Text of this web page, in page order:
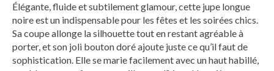
Élégante, fluide et subtilement glamour, cette jupe longue
noire est un indispensable pour les fêtes et les soirées chics.
Sa coupe allonge la silhouette tout en restant agréable à
porter, et son joli bouton doré ajoute juste ce qu’il faut de
sophistication. Elle se marie facilement avec un haut habillé,